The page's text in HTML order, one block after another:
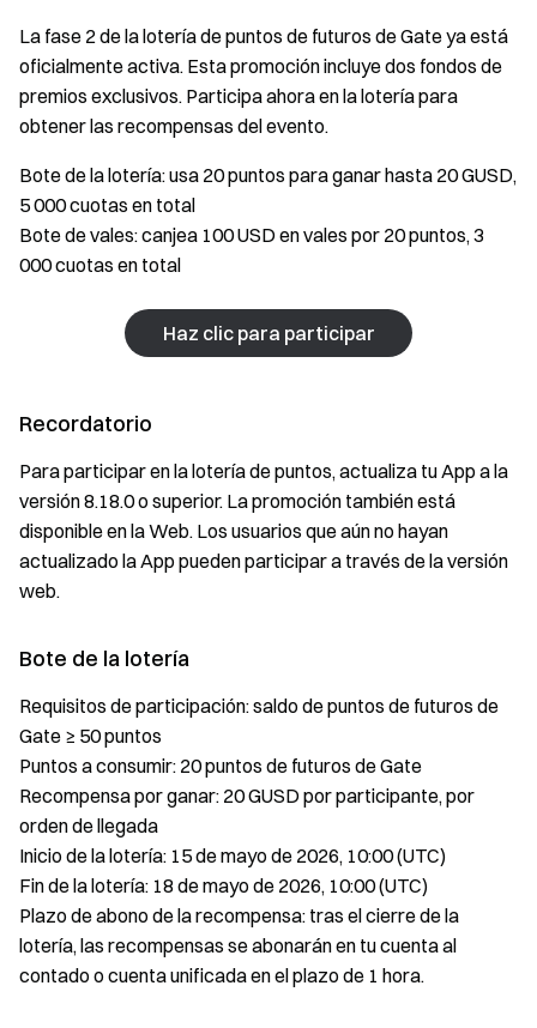
La fase 2 de la lotería de puntos de futuros de Gate ya está
oficialmente activa. Esta promoción incluye dos fondos de
premios exclusivos. Participa ahora en la lotería para
obtener las recompensas del evento.
Bote de la lotería: usa 20 puntos para ganar hasta 20 GUSD,
5 000 cuotas en total
Bote de vales: canjea 100 USD en vales por 20 puntos, 3
000 cuotas en total
Haz clic para participar
Recordatorio
Para participar en la lotería de puntos, actualiza tu App a la
versión 8.18.0 o superior. La promoción también está
disponible en la Web. Los usuarios que aún no hayan
actualizado la App pueden participar a través de la versión
web.
Bote de la lotería
Requisitos de participación: saldo de puntos de futuros de
Gate ≥ 50 puntos
Puntos a consumir: 20 puntos de futuros de Gate
Recompensa por ganar: 20 GUSD por participante, por
orden de llegada
Inicio de la lotería: 15 de mayo de 2026, 10:00 (UTC)
Fin de la lotería: 18 de mayo de 2026, 10:00 (UTC)
Plazo de abono de la recompensa: tras el cierre de la
lotería, las recompensas se abonarán en tu cuenta al
contado o cuenta unificada en el plazo de 1 hora.